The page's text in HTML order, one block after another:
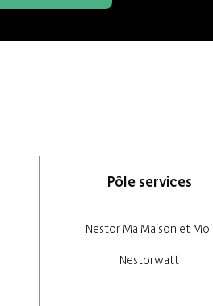
Pôle services
Nestor Ma Maison et Moi
Nestorwatt